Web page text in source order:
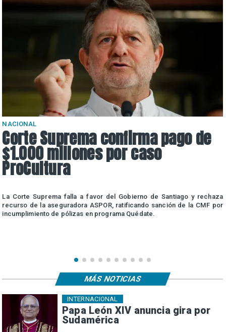
NACIONAL
Corte Suprema confirma pago de
$1.000 millones por caso
ProCultura
La Corte Suprema falla a favor del Gobierno de Santiago y rechaza
recurso de la aseguradora ASPOR, ratificando sanción de la CMF por
incumplimiento de pólizas en programa Quédate.
Papa León XIV anuncia gira por
Sudamérica
INTERNACIONAL
MÁS NOTICIAS